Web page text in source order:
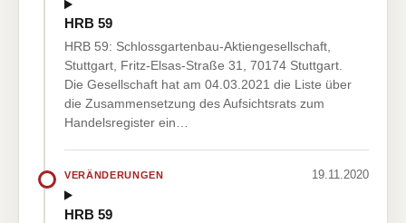
HRB 59
HRB 59: Schlossgartenbau-Aktiengesellschaft,
Stuttgart, Fritz-Elsas-Straße 31, 70174 Stuttgart.
Die Gesellschaft hat am 04.03.2021 die Liste über
die Zusammensetzung des Aufsichtsrats zum
Handelsregister ein…
VERÄNDERUNGEN 19.11.2020
HRB 59